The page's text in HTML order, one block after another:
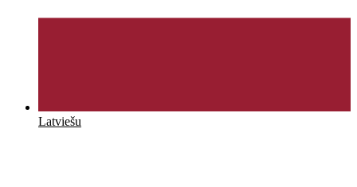
Latviešu